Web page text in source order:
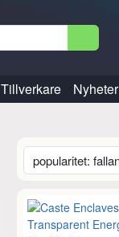
Tillverkare Nyheter